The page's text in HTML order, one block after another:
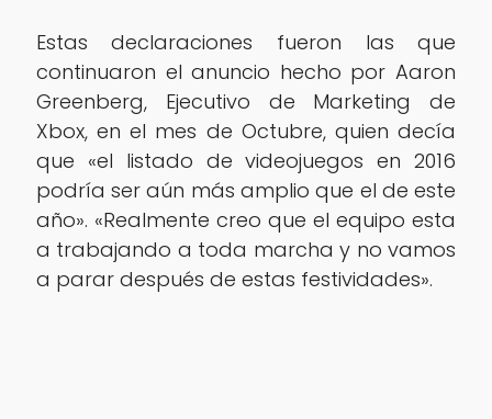
Estas declaraciones fueron las que
continuaron el anuncio hecho por Aaron
Greenberg, Ejecutivo de Marketing de
Xbox, en el mes de Octubre, quien decía
que «el listado de videojuegos en 2016
podría ser aún más amplio que el de este
año». «Realmente creo que el equipo esta
a trabajando a toda marcha y no vamos
a parar después de estas festividades».